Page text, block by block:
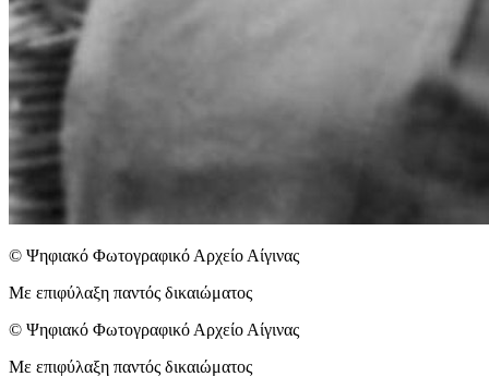
© Ψηφιακό Φωτογραφικό Αρχείο Αίγινας
Με επιφύλαξη παντός δικαιώματος
© Ψηφιακό Φωτογραφικό Αρχείο Αίγινας
Με επιφύλαξη παντός δικαιώματος